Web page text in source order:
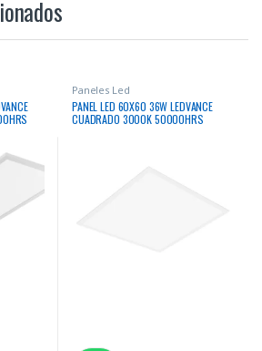
Paneles Led
PANEL LED 60X60 36W LEDVANCE
CUADRADO 3000K 50000HRS